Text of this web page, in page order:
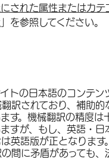
された属性またはカテ
」を参照してください。
トの日本語のコンテン
訳されており、補助的
す。機械翻訳の精度は
すが、もし、英語・日
英語版が正となります
間に矛盾があっても、